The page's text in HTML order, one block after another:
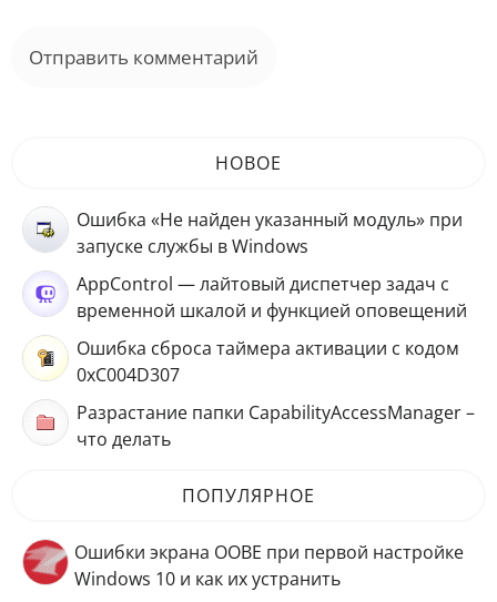
НОВОЕ
Ошибка «Не найден указанный модуль» при
запуске службы в Windows
AppControl — лайтовый диспетчер задач с
временной шкалой и функцией оповещений
Ошибка сброса таймера активации с кодом
0xC004D307
Разрастание папки CapabilityAccessManager –
что делать
ПОПУЛЯРНОЕ
Ошибки экрана OOBE при первой настройке
Windows 10 и как их устранить